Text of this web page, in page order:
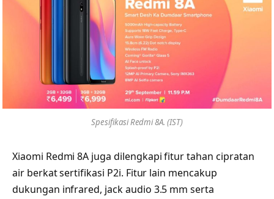
Spesifikasi Redmi 8A. (IST)
Xiaomi Redmi 8A juga dilengkapi fitur tahan cipratan
air berkat sertifikasi P2i. Fitur lain mencakup
dukungan infrared, jack audio 3.5 mm serta